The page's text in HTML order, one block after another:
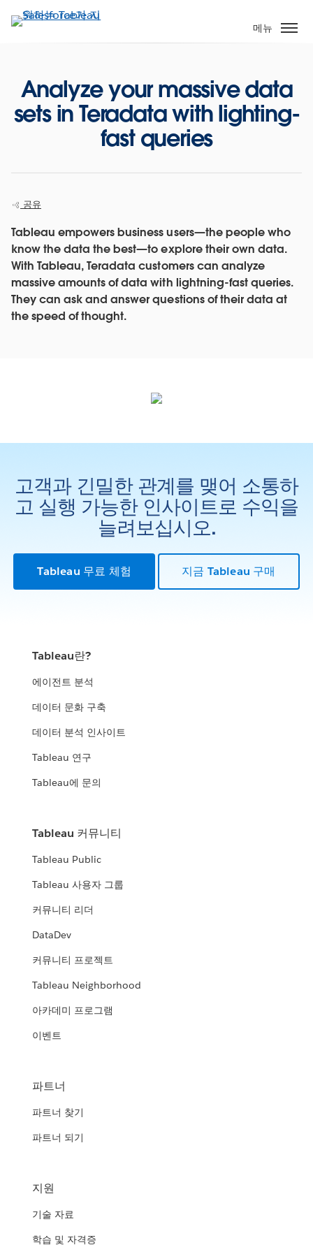
요
메뉴
Analyze your massive data
sets in Teradata with lighting-
fast queries
공유
Tableau empowers business users—the people who
know the data the best—to explore their own data.
With Tableau, Teradata customers can analyze
massive amounts of data with lightning-fast queries.
They can ask and answer questions of their data at
the speed of thought.
고객과 긴밀한 관계를 맺어 소통하
고 실행 가능한 인사이트로 수익을
늘려보십시오.
Tableau 무료 체험 지금 Tableau 구매
Tableau란?
에이전트 분석
데이터 문화 구축
데이터 분석 인사이트
Tableau 연구
Tableau에 문의
Tableau 커뮤니티
Tableau Public
Tableau 사용자 그룹
커뮤니티 리더
DataDev
커뮤니티 프로젝트
Tableau Neighborhood
아카데미 프로그램
이벤트
파트너
파트너 찾기
파트너 되기
지원
기술 자료
학습 및 자격증